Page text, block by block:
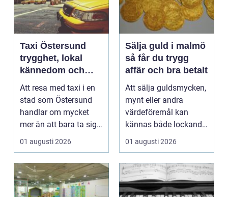
Taxi Östersund
trygghet, lokal
kännedom och
smidiga resor året
runt
Att resa med taxi i en
stad som Östersund
handlar om mycket
mer än att bara ta sig
från punkt A till...
01 augusti 2026
Sälja guld i malmö
så får du trygg
affär och bra betalt
Att sälja guldsmycken,
mynt eller andra
värdeföremål kan
kännas både lockande
och osäkert på samma
01 augusti 2026